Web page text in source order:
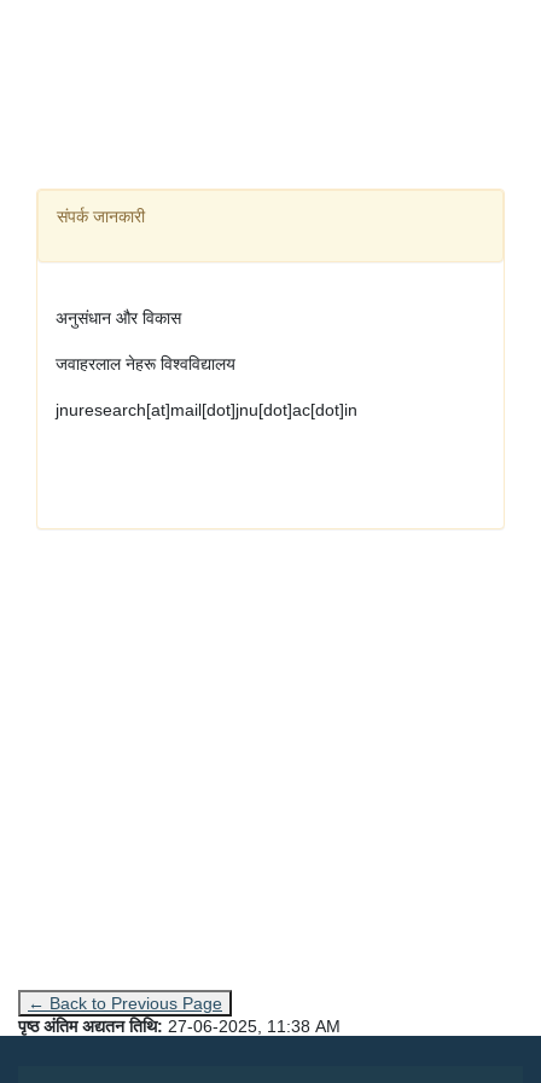
संपर्क जानकारी
अनुसंधान औरविकास
जवाहरलाल नेहरू विश्वविद्यालय
jnuresearch[at]mail[dot]jnu[dot]ac[dot]in
← Back to Previous Page
पृष्ठ अंतिम अद्यतन तिथि: 27-06-2025, 11:38 AM